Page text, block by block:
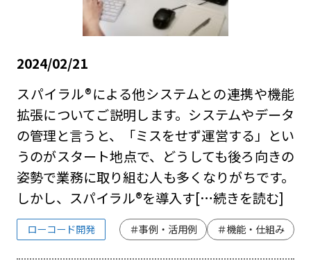
2024/02/21
スパイラル®による他システムとの連携や機能
拡張についてご説明します。システムやデータ
の管理と言うと、「ミスをせず運営する」とい
うのがスタート地点で、どうしても後ろ向きの
姿勢で業務に取り組む人も多くなりがちです。
しかし、スパイラル®を導入す[…続きを読む]
ローコード開発 ＃事例・活用例 ＃機能・仕組み